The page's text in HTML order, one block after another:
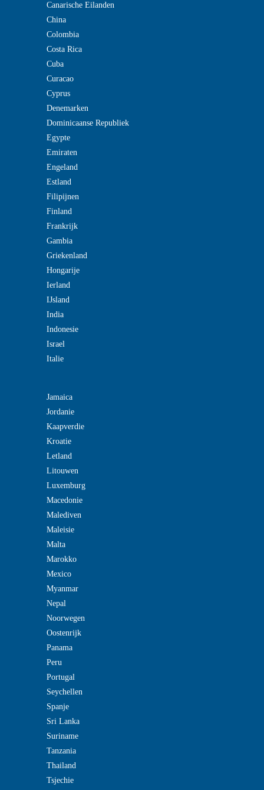
Canarische Eilanden
China
Colombia
Costa Rica
Cuba
Curacao
Cyprus
Denemarken
Dominicaanse Republiek
Egypte
Emiraten
Engeland
Estland
Filipijnen
Finland
Frankrijk
Gambia
Griekenland
Hongarije
Ierland
IJsland
India
Indonesie
Israel
Italie
Jamaica
Jordanie
Kaapverdie
Kroatie
Letland
Litouwen
Luxemburg
Macedonie
Malediven
Maleisie
Malta
Marokko
Mexico
Myanmar
Nepal
Noorwegen
Oostenrijk
Panama
Peru
Portugal
Seychellen
Spanje
Sri Lanka
Suriname
Tanzania
Thailand
Tsjechie